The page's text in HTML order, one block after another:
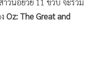
Oz: The Great and